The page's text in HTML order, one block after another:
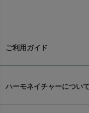
ご利用ガイド
ハーモネイチャーについて